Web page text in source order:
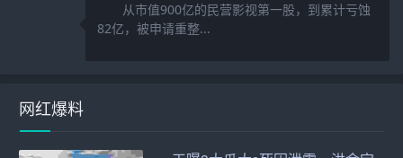
从市值900亿的民营影视第一股，到累计亏蚀
82亿，被申请重整...
网红爆料